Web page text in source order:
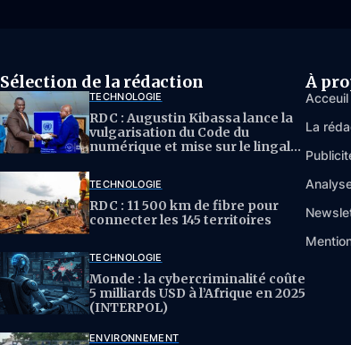
Sélection de la rédaction
TECHNOLOGIE
RDC : Augustin Kibassa lance la
vulgarisation du Code du
numérique et mise sur le lingala
TECHNOLOGIE
RDC : 11 500 km de fibre pour
connecter les 145 territoires
TECHNOLOGIE
Monde : la cybercriminalité coûte
5 milliards USD à l’Afrique en 2025
(INTERPOL)
ENVIRONNEMENT
À
Acceuil
La